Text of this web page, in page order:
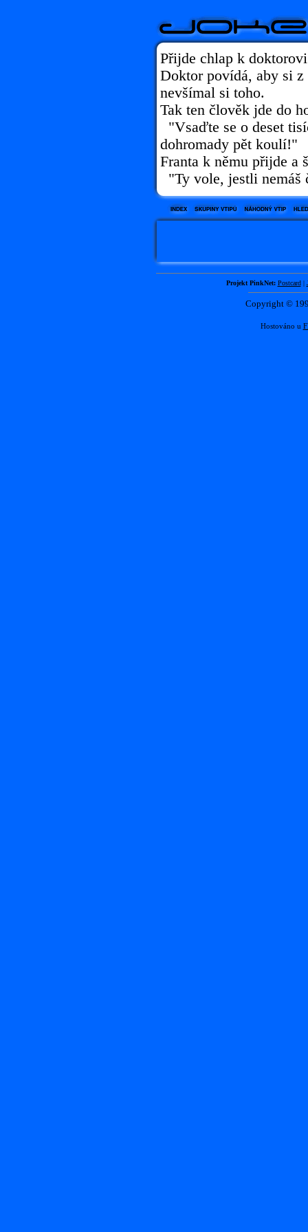
Přijde chlap k
Doktor povídá, aby si z
nevšímal si toho.
Tak ten člověk jde do
"Vsaďte se o deset
dohromady pět koulí!"
Franta k němu přijde a
"Ty vole, jestli
Projekt PinkNet: Postcard|
Copyright ©
Hostováno u